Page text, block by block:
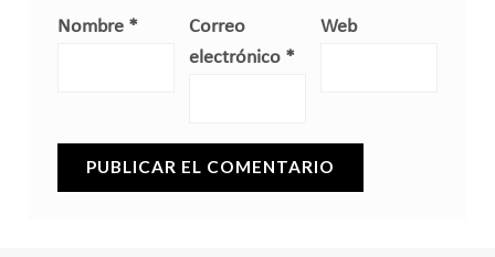
Nombre *
Correo
electrónico *
Web